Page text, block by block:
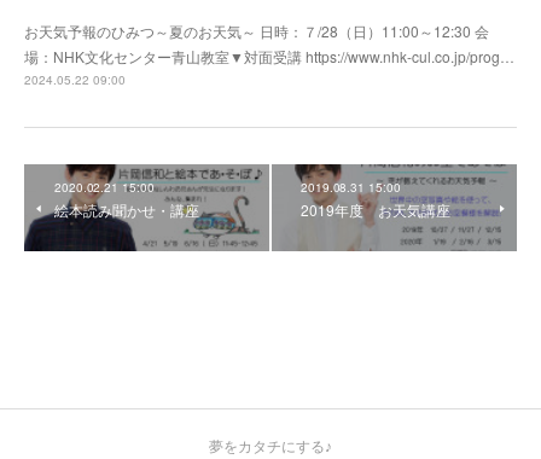
お天気予報のひみつ～夏のお天気～ 日時：７/28（日）11:00～12:30 会
場：NHK文化センター青山教室▼対面受講 https://www.nhk-cul.co.jp/prog…
2024.05.22 09:00
2020.02.21 15:00
絵本読み聞かせ・講座
2019.08.31 15:00
2019年度 お天気講座
夢をカタチにする♪